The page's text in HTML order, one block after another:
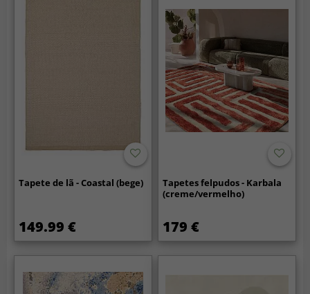
Tapete de lã - Coastal (bege)
149.99 €
Tapetes felpudos - Karbala
(creme/vermelho)
179 €